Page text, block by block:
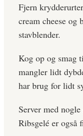
Fjern
cream cheese og
stavblender.
Kog op og smag
mangler lidt
har brug for lidt
Server med
Ribsgelé er også